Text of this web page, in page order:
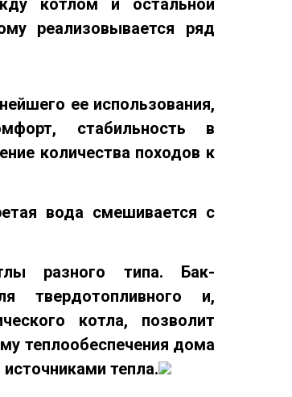
котлом и остальной
реализовывается ряд
ее использования,
стабильность в
количества походов к
вода смешивается с
разного типа. Бак-
твердотопливного и,
котла, позволит
теплообеспечения дома
тепла.